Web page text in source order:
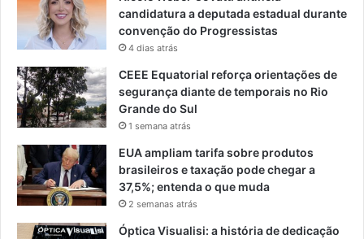
candidatura a deputada estadual durante
convenção do Progressistas
4 dias atrás
CEEE Equatorial reforça orientações de
segurança diante de temporais no Rio
Grande do Sul
1 semana atrás
EUA ampliam tarifa sobre produtos
brasileiros e taxação pode chegar a
37,5%; entenda o que muda
2 semanas atrás
Óptica Visualisi: a história de dedicação